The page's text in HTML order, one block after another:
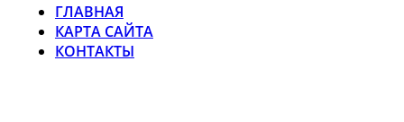
ГЛАВНАЯ
КАРТА САЙТА
КОНТАКТЫ